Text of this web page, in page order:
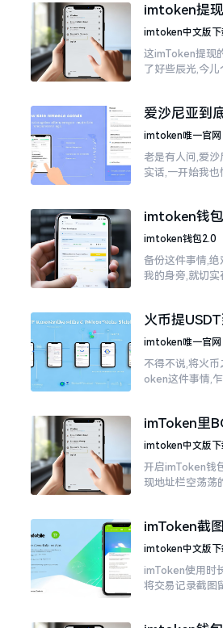
过有人用它赚
imtoken提
说真实体验
imtoken中文版下
这imToken提现
了好些辰光,今儿
能成功到账
爱沙尼亚到
说清楚这个
imtoken唯一官网
老是有人问,爱
实话,一开始我也
就是芬兰。
imtoken钱
丢了才后悔
imtoken钱包2.0
备份这件事情,
我的身旁,就切实
失得无影无踪了
火币提
最容易踩的坑
imtoken唯一官网
不得不说,将火
oken这件事情,
imToken里
手把手教你
imtoken中文版下
开启imToken钱
现地址栏空荡荡
imToken截
招教你搞定
imtoken中文版下
imToken使用时
将交易记录截图